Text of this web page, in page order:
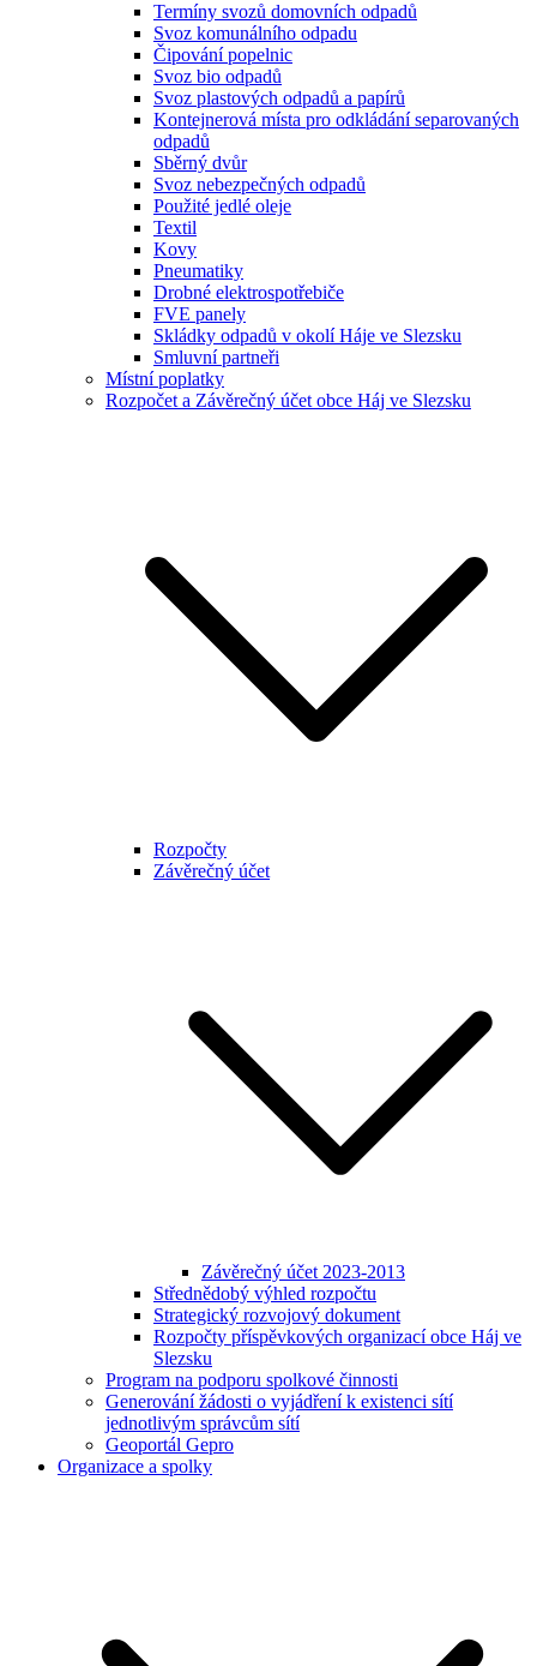
Termíny svozů domovních odpadů
Svoz komunálního odpadu
Čipování popelnic
Svoz bio odpadů
Svoz plastových odpadů a papírů
Kontejnerová místa pro odkládání separovaných
odpadů
Sběrný dvůr
Svoz nebezpečných odpadů
Použité jedlé oleje
Textil
Kovy
Pneumatiky
Drobné elektrospotřebiče
FVE panely
Skládky odpadů v okolí Háje ve Slezsku
Smluvní partneři
Místní poplatky
Rozpočet a Závěrečný účet obce Háj ve Slezsku
Rozpočty
Závěrečný účet
Závěrečný účet 2023-2013
Střednědobý výhled rozpočtu
Strategický rozvojový dokument
Rozpočty příspěvkových organizací obce Háj ve
Slezsku
Program na podporu spolkové činnosti
Generování žádosti o vyjádření k existenci sítí
jednotlivým správcům sítí
Geoportál Gepro
Organizace a spolky